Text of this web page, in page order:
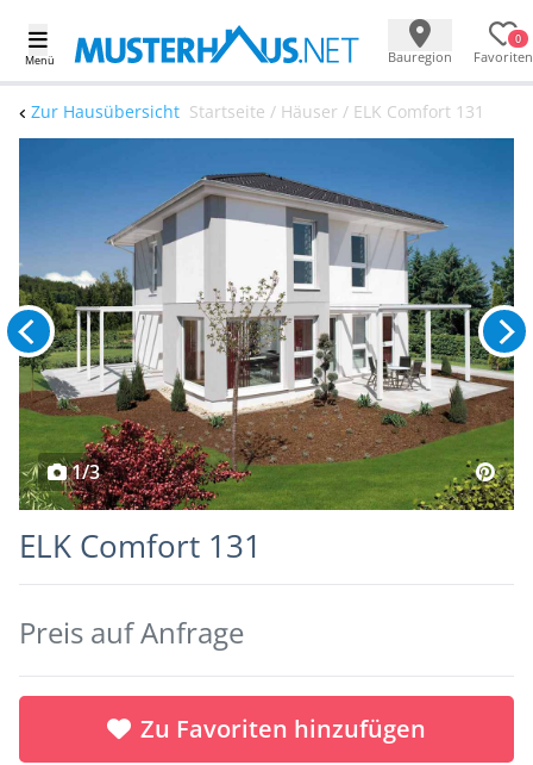
Menü Bauregion
0
Favoriten
Zur Hausübersicht Startseite / Häuser / ELK Comfort 131
1/3
ELK Comfort 131
Preis auf Anfrage
Zu Favoriten hinzufügen